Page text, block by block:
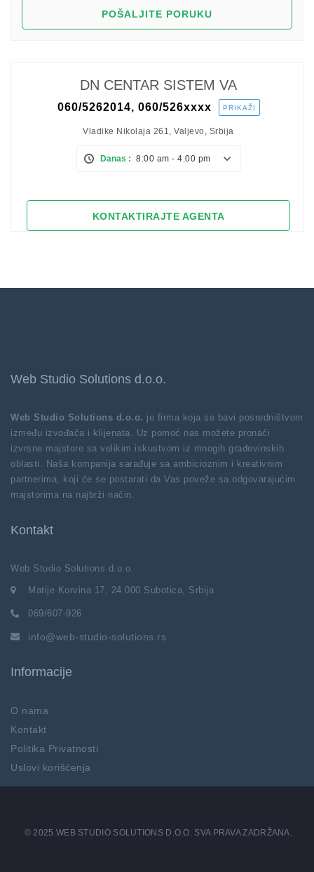
DN CENTAR SISTEM VA
060/5262014, 060/526xxxx PRIKAŽI
Vladike Nikolaja 261, Valjevo, Srbija
Danas : 8:00 am - 4:00 pm
KONTAKTIRAJTE AGENTA
Web Studio Solutions d.o.o.
Web Studio Solutions d.o.o. je firma koja se bavi posredništvom
između izvođača i klijenata. Uz pomoć nas možete pronaći
izvrsne majstore sa velikim iskustvom iz mnogih građevinskih
oblasti. Naša kompanija sarađuje sa ambicioznim i kreativnim
partnerima, koji će se postarati da Vas poveže sa odgovarajućim
majstorima na najbrži način.
Kontakt
Web Studio Solutions d.o.o.
Matije Korvina 17, 24 000 Subotica, Srbija
069/607-926
info@web-studio-solutions.rs
Informacije
O nama
Kontakt
Politika Privatnosti
Uslovi korišćenja
© 2025 WEB STUDIO SOLUTIONS D.O.O. SVA PRAVA ZADRŽANA.